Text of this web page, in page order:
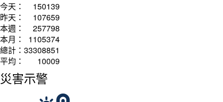
今天：
150139
昨天：
107659
本週：
257798
本月：
1105374
總計： 33308851
平均：
10009
災害示警